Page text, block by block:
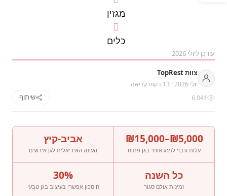
מגזין
כלים
בעונה, בתקציב, במספר האורחים ובאופי האירוע שאתם
מדמיינים. במדריך הזה נפרק את כל היתרונות והחסרונות של
שתי האפשרויות, כדי שתגיעו להחלטה עם עיניים פקוחות.
עודכן ליולי 2026
צוות TopRest
יולי 2026 · 13 דקות קריאה
6,041
שיתוף
₪5,000–₪15,000
עלות גיבוי למזג אוויר בגן פתוח
אביב-קיץ
העונה האידיאלית לגן אירועים
כל השנה
זמינות אולם סגור
30%
חיסכון אפשרי בעיצוב בגן טבעי